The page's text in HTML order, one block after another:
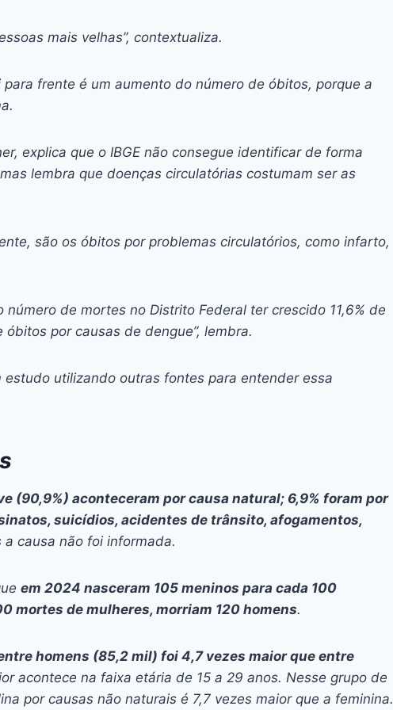
mais velhas”, contextualiza.
para frente é um aumento do número de óbitos, porque a
explica que o IBGE não consegue identificar de forma
lembra que doenças circulatórias costumam ser as
são os óbitos por problemas circulatórios, como infarto,
de mortes no Distrito Federal ter crescido 11,6% de
por causas de dengue”, lembra.
estudo utilizando outras fontes para entender essa
(90,9%) aconteceram por causa natural; 6,9% foram por
suicídios, acidentes de trânsito, afogamentos,
a causa não foi informada.
em 2024 nasceram 105 meninos para cada 100
mortes de mulheres, morriam 120 homens.
homens (85,2 mil) foi 4,7 vezes maior que entre
acontece na faixa etária de 15 a 29 anos. Nesse grupo de
por causas não naturais é 7,7 vezes maior que a feminina.